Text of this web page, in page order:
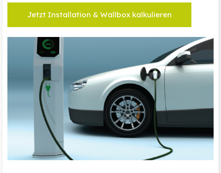
Jetzt Installation & Wallbox kalkulieren